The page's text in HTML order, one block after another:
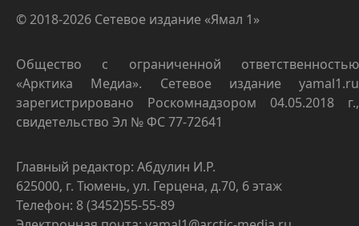
© 2018-2026 Сетевое издание «Ямал 1»
Общество с ограниченной ответственностью
«Арктика Медиа». Сетевое издание yamal1.ru
зарегистрировано Роскомнадзором 04.05.2018 г.,
свидетельство Эл № ФС 77-72641
Главный редактор: Абдулин И.Р.
625000, г. Тюмень, ул. Герцена, д.70, 6 этаж
Телефон: 8 (3452)55-55-89